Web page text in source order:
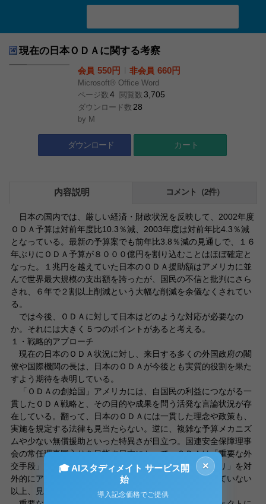
現在の日本ＯＤＡに関する考察
会員 550円 非会員 660円
Microsoft® Office Word
ページ数 4 閲覧数 3,705
ダウンロード数 28
by M
ダウンロード カート
内容説明 コメント（2件）
日本の国内では、厳しい経済・財政状況を反映して、2002年度
ＯＤＡ予算は対前年度比10.3％減、2003年度は対前年比4.3％減
となっている。最新の予算案でも前年比3.8％減の見通しで、１６
年ぶりにＯＤＡ予算が８０００億円を割り込むことはほぼ確定と
なった。１兆円を越えていた日本のＯＤＡ援助額はアメリカに並
んで世界最大規模の支出額を誇ったが、国民の不信と批判にさら
され、６年で２割以上削減という大幅な削減を余儀なくされてい
る。
では今後、ＯＤＡに対して日本はどのような対応が必要なの
か。それには大きく５つのポイントがあると考える。
１・戦略的アプローチ
現在の日本のＯＤＡ状況に対し、来日する多くの外国政府の閣
僚や国際機関の長は、日本のＯＤＡが今後とも実質的役割を果た
すよう期待を表明している。
「ＯＤＡの創始国」アメリカには、自国民の利益につながる一
貫したＯＤＡ戦略と、その目的や成果を問う活発な言論状況が存
在している。翻って、日本のＯＤＡには一貫した理念や政策も、
実施を規定する法律も見当たらない。逆に、複雑な予算メカニズ
ムや少ない無償援助といった特異さが目立つ。国連安全保障理事
会の常任理事国入りを目指す日本にとって、ＯＤＡは「重要な外
交手段」だとも言われている。ＯＤＡ予算の「下げ止まり」を対
外的にアピールしようとはいているものの、実質が伴っていない
以上、見掛け倒しの戦略でしかない。
×
🎓 AIスタディメイト サービス開
始
導入記念価格でご提供